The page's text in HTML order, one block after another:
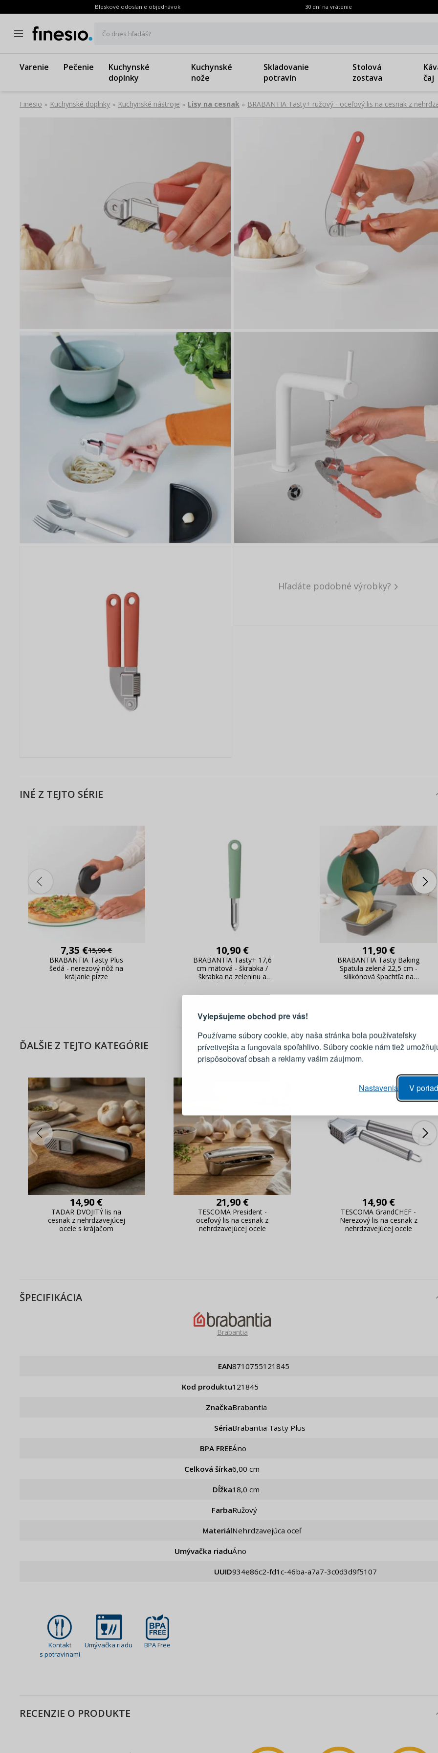
Vylepšujeme obchod pre vás!
Používame súbory cookie, aby naša stránka bola používateľsky
prívetivejšia a fungovala spoľahlivo. Súbory cookie nám tiež
prispôsobovať obsah a reklamy vašim záujmom.
V
Nastavenia
Bleskové odoslanie objednávok 30 dní na vrátenie
Čo dnes hľadáš?
Varenie Pečenie
Kuchynské
doplnky
Kuchynské
nože
Skladovanie
potravín
Stolová
zostava
čaj
Finesio » Kuchynské doplnky » Kuchynské nástroje » Lisy na cesnak » BRABANTIA Tasty+ ružový - oceľový lis na cesnak z
Hľadáte podobné výrobky?
INÉ Z TEJTO SÉRIE
7,35 €15,90 €
BRABANTIA Tasty Plus
šedá - nerezový nôž na
krájanie pizze
10,90 €
BRABANTIA Tasty+ 17,6
cm mätová - škrabka /
škrabka na zeleninu a
ovocie so zesterom
11,90 €
BRABANTIA Tasty Baking
Spatula zelená 22,5 cm -
silikónová špachtľa na
cesto
ĎALŠIE Z TEJTO KATEGÓRIE
14,90 €
TADAR DVOJITÝ lis na
cesnak z nehrdzavejúcej
ocele s krájačom
21,90 €
TESCOMA President -
oceľový lis na cesnak z
nehrdzavejúcej ocele
14,90 €
TESCOMA GrandCHEF -
Nerezový lis na cesnak z
nehrdzavejúcej ocele
ŠPECIFIKÁCIA
Brabantia
EAN 8710755121845
Kod produktu 121845
Značka Brabantia
Séria Brabantia Tasty Plus
BPA FREE Áno
Celková šírka 6,00 cm
Dĺžka 18,0 cm
Farba Ružový
Materiál Nehrdzavejúca oceľ
Umývačka riadu Áno
UUID 934e86c2-fd1c-46ba-a7a7-3c0d3d9f5107
Kontakt
s potravinami
Umývačka riadu BPA Free
RECENZIE O PRODUKTE
Tu je dôvod, prečo sa oplatí vytvoriť
účet
Živý náhľad na zmeny v objednávke
PRIHLÁSENIE
E-mail
PRIHLÁSIŤ
Pripomenutie